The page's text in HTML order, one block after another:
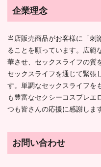
企業理念
当店販売商品がお客様に「刺
ることを願っています。広範
華させ、セックスライフの質
セックスライフを通じて緊張
す。単調なセックスライフを
も豊富なセクシーコスプレエ
つも皆さんの応援に感謝しま
お問い合わせ